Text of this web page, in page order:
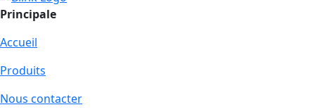
Principale
Accueil
Produits
Nous contacter